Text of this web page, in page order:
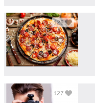
126
127